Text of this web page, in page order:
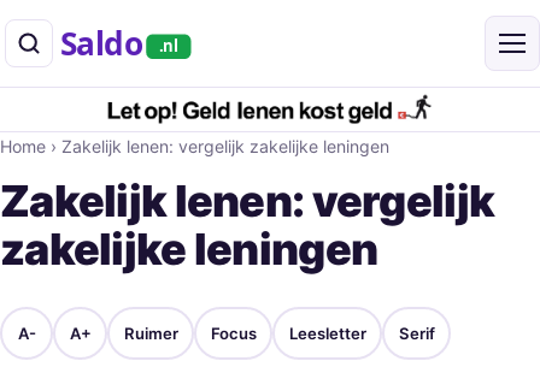
Saldo .nl
Home › Zakelijk lenen: vergelijk zakelijke leningen
Zakelijk lenen: vergelijk
zakelijke leningen
A- A+ Ruimer Focus Leesletter Serif